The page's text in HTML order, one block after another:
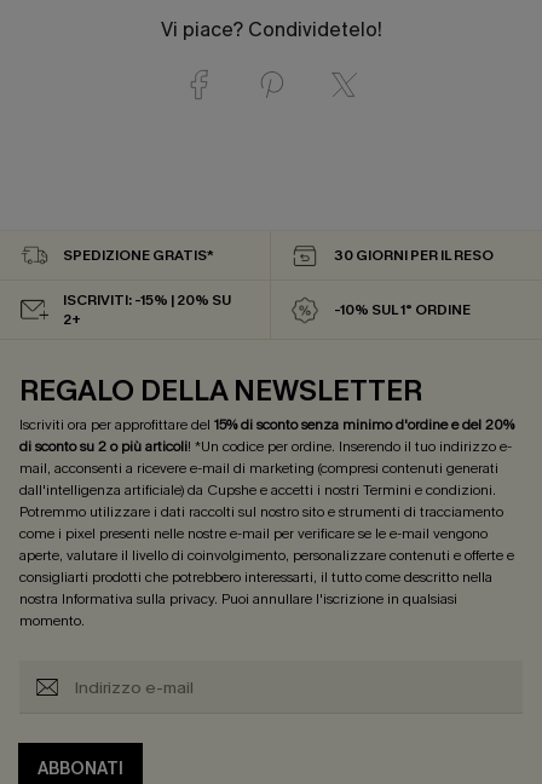
Vi piace? Condividetelo!
SPEDIZIONE GRATIS* 30 GIORNI PER IL RESO
ISCRIVITI: -15% | 20% SU
2+
-10% SUL 1° ORDINE
REGALO DELLA NEWSLETTER
Iscriviti ora per approfittare del 15% di sconto senza minimo d'ordine e del 20%
di sconto su 2 o più articoli! *Un codice per ordine. Inserendo il tuo indirizzo e-
mail, acconsenti a ricevere e-mail di marketing (compresi contenuti generati
dall'intelligenza artificiale) da Cupshe e accetti i nostri Termini e condizioni.
Potremmo utilizzare i dati raccolti sul nostro sito e strumenti di tracciamento
come i pixel presenti nelle nostre e-mail per verificare se le e-mail vengono
aperte, valutare il livello di coinvolgimento, personalizzare contenuti e offerte e
consigliarti prodotti che potrebbero interessarti, il tutto come descritto nella
nostra Informativa sulla privacy. Puoi annullare l'iscrizione in qualsiasi
momento.
ABBONATI